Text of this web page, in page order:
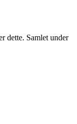
dette. Samlet under